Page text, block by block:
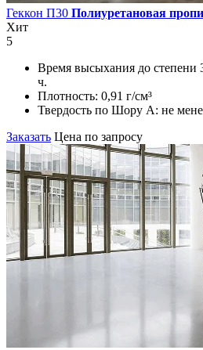
Геккон П30 Полиуретановая
Хит
5
Время высыхания до степени
ч.
Плотность: 0,91 г/см³
Твердость по Шору А: не
Заказать Цена по запросу